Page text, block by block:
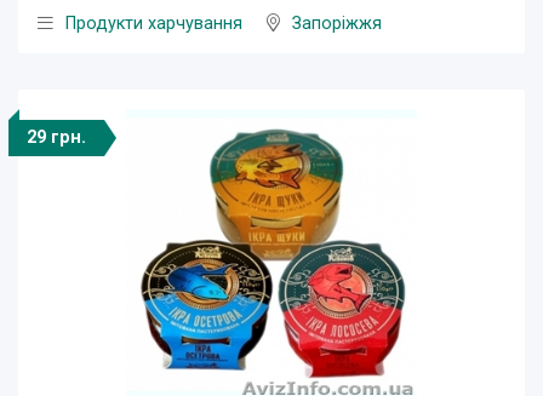
Продукти харчування
Запоріжжя
29 грн.